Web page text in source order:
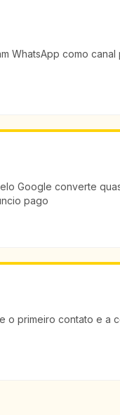
WhatsApp como canal
Google converte
pago
o primeiro contato e a